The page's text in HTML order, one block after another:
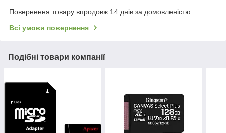
Повернення товару впродовж 14 днів за домовленістю
Всі умови повернення
Подібні товари компанії